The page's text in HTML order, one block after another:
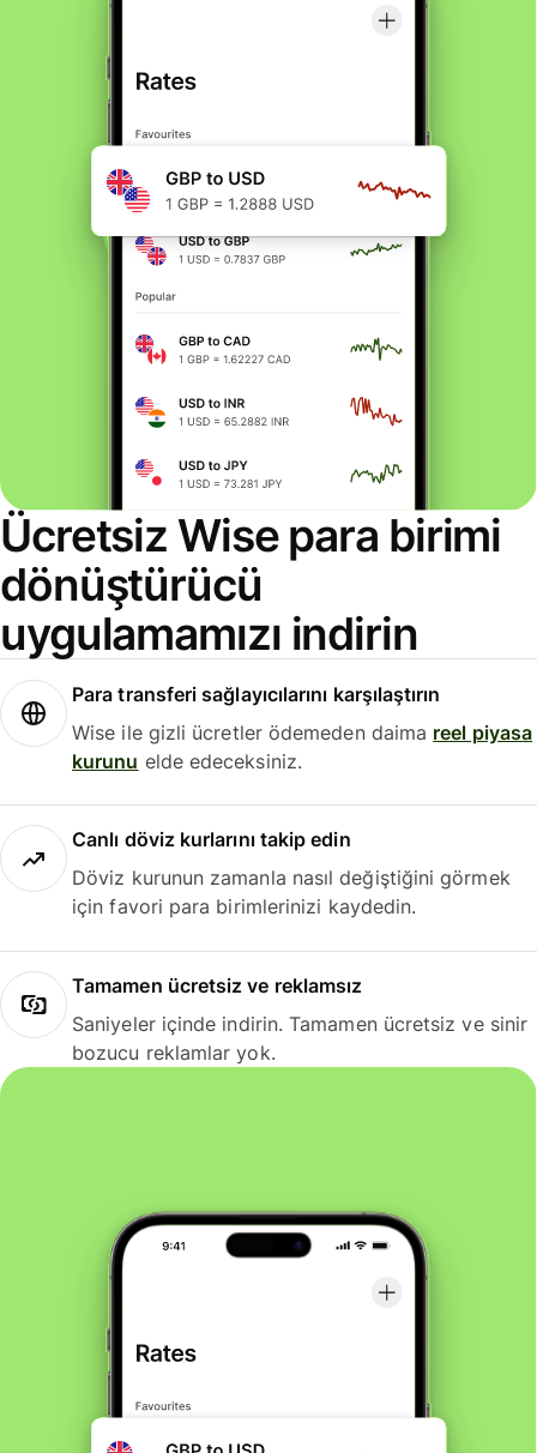
Ücretsiz Wise para birimi
dönüştürücü
uygulamamızı indirin
Para transferi sağlayıcılarını karşılaştırın
Wise ile gizli ücretler ödemeden daima reel piyasa
kurunu elde edeceksiniz.
Canlı döviz kurlarını takip edin
Döviz kurunun zamanla nasıl değiştiğini görmek
için favori para birimlerinizi kaydedin.
Tamamen ücretsiz ve reklamsız
Saniyeler içinde indirin. Tamamen ücretsiz ve sinir
bozucu reklamlar yok.